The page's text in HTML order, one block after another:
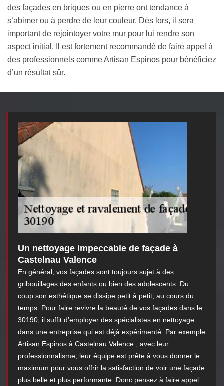
des façades en briques ou en pierre ont tendance à
s’abimer ou à perdre de leur couleur. Dès lors, il sera
important de rejointoyer votre mur pour lui rendre son
aspect initial. Il est fortement recommandé de faire appel à
des professionnels comme Artisan Espinos pour bénéficiez
d’un résultat sûr.
Un nettoyage impeccable de façade à
Castelnau Valence
En général, vos façades sont toujours sujet à des
gribouillages des enfants ou bien des adolescents. Du
coup son esthétique se dissipe petit à petit, au cours du
temps. Pour faire revivre la beauté de vos façades dans le
30190, il suffit d’employer des spécialistes en nettoyage
dans une entreprise qui est déjà expérimenté. Par exemple
Artisan Espinos à Castelnau Valence ; avec leur
professionnalisme, leur équipe est prête à vous donner le
maximum pour vous offrir la satisfaction de voir une façade
plus belle et plus performante. Donc pensez à faire appel